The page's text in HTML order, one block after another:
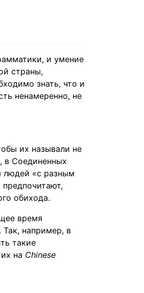
и умение
страны,
знать, что и
ненамеренно, не
их называли не
в Соединенных
людей «с разным
обихода.
время
например, в
такие
на Chinese